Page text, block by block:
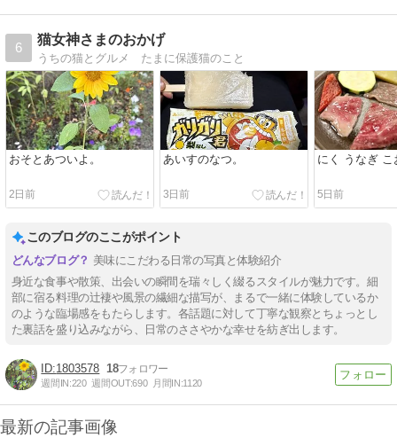
6
猫女神さまのおかげ
うちの猫とグルメ たまに保護猫のこと
おそとあついよ。
2日前
あいすのなつ。
3日前
にく うなぎ こ
5日前
このブログのここがポイント
美味にこだわる日常の写真と体験紹介
身近な食事や散策、出会いの瞬間を瑞々しく綴るスタイルが魅力です。細
部に宿る料理の辻褄や風景の繊細な描写が、まるで一緒に体験しているか
のような臨場感をもたらします。各話題に対して丁寧な観察とちょっとし
た裏話を盛り込みながら、日常のささやかな幸せを紡ぎ出します。
1803578 18
週間IN:220 週間OUT:690 月間IN:1120
最新の記事画像